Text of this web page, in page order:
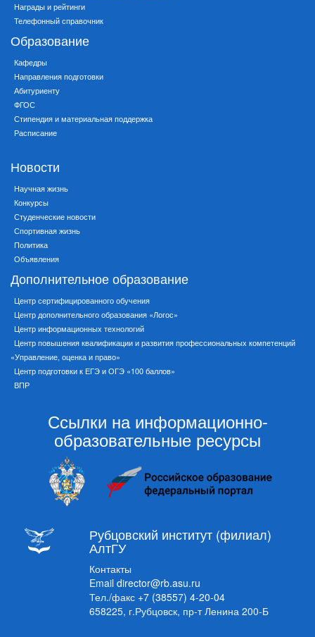
Награды и рейтинги
Телефонный справочник
Образование
Кафедры
Направления подготовки
Абитуриенту
ФГОС
Стипендия и материальная поддержка
Расписание
Новости
Научная жизнь
Конкурсы
Студенческие новости
Спортивная жизнь
Политика
Объявления
Дополнительное образование
Центр сертифицированного обучения
Центр дополнительного образования «Логос»
Центр информационных технологий
Центр повышения квалификации и развития профессиональных компетенций
«Управление, оценка и право»
Центр подготовки к ЕГЭ и ОГЭ «100 баллов»
ВПР
Ссылки на информационно-
образовательные ресурсы
Рубцовский институт (филиал)
АлтГУ
Контакты
Email director@rb.asu.ru
Тел./факс +7 (38557) 4-20-04
658225, г.Рубцовск, пр-т Ленина 200-Б